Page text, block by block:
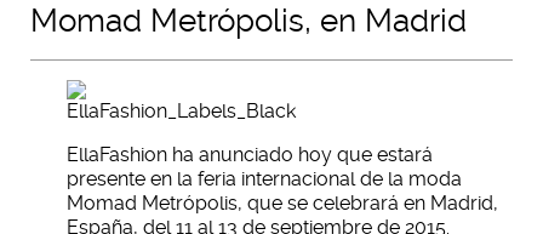
Momad Metrópolis, en Madrid
EllaFashion ha anunciado hoy que estará
presente en la feria internacional de la moda
Momad Metrópolis, que se celebrará en Madrid,
España, del 11 al 13 de septiembre de 2015.